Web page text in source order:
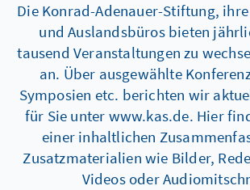
Die Konrad-Adenauer-Stiftung,
und Auslandsbüros bieten
tausend Veranstaltungen zu
an. Über ausgewählte
Symposien etc. berichten wir
für Sie unter www.kas.de. Hier
einer inhaltlichen
Zusatzmaterialien wie Bilder,
Videos oder